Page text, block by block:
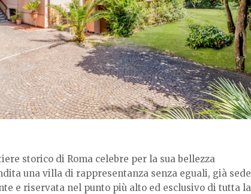
storico di Roma celebre per la sua bellezza
una villa di rappresentanza senza eguali, già sede
e riservata nel punto più alto ed esclusivo di tutta la